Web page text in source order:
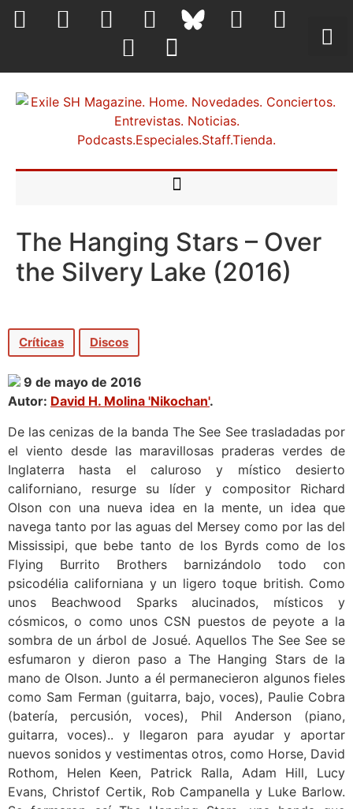
The Hanging Stars – Over
the Silvery Lake (2016)
Críticas Discos
9 de mayo de 2016
Autor: David H. Molina 'Nikochan'.
De las cenizas de la banda The See See trasladadas por
el viento desde las maravillosas praderas verdes de
Inglaterra hasta el caluroso y místico desierto
californiano, resurge su líder y compositor Richard
Olson con una nueva idea en la mente, un idea que
navega tanto por las aguas del Mersey como por las del
Mississipi, que bebe tanto de los Byrds como de los
Flying Burrito Brothers barnizándolo todo con
psicodélia californiana y un ligero toque british. Como
unos Beachwood Sparks alucinados, místicos y
cósmicos, o como unos CSN puestos de peyote a la
sombra de un árbol de Josué. Aquellos The See See se
esfumaron y dieron paso a The Hanging Stars de la
mano de Olson. Junto a él permanecieron algunos fieles
como Sam Ferman (guitarra, bajo, voces), Paulie Cobra
(batería, percusión, voces), Phil Anderson (piano,
guitarra, voces).. y llegaron para ayudar y aportar
nuevos sonidos y vestimentas otros, como Horse, David
Rothom, Helen Keen, Patrick Ralla, Adam Hill, Lucy
Evans, Christof Certik, Rob Campanella y Luke Barlow.